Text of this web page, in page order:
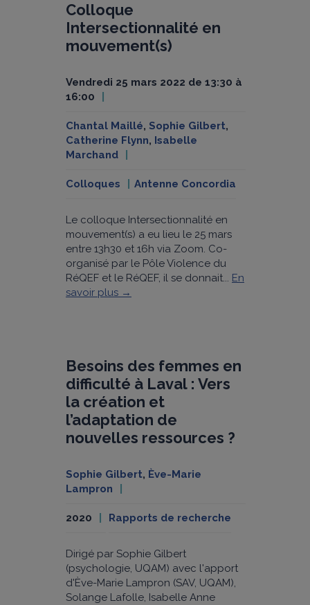
Colloque
Intersectionnalité en
mouvement(s)
vendredi 25 mars 2022 de 13:30 à
16:00
Chantal Maillé, Sophie Gilbert,
Catherine Flynn, Isabelle
Marchand
Colloques Antenne Concordia
Le colloque Intersectionnalité en
mouvement(s) a eu lieu le 25 mars
entre 13h30 et 16h via Zoom. Co-
organisé par le Pôle Violence du
RéQEF et le RéQEF, il se donnait... En
savoir plus →
Besoins des femmes en
difficulté à Laval : Vers
la création et
l’adaptation de
nouvelles ressources ?
Sophie Gilbert, Ève-Marie
Lampron
2020 Rapports de recherche
Dirigé par Sophie Gilbert
(psychologie, UQAM) avec l'apport
d'Ève-Marie Lampron (SAV, UQAM),
Solange Lafolle, Isabelle Anne